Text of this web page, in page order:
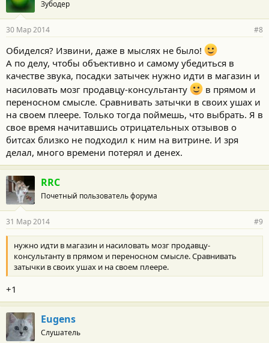
Зубодер
30 Мар 2014 #8
Обиделся? Извини, даже в мыслях не было!
А по делу, чтобы объективно и самому убедиться в
качестве звука, посадки затычек нужно идти в магазин и
насиловать мозг продавцу-консультанту
в прямом и
переносном смысле. Сравнивать затычки в своих ушах и
на своем плеере. Только тогда поймешь, что выбрать. Я в
свое время начитавшись отрицательных отзывов о
битсах близко не подходил к ним на витрине. И зря
делал, много времени потерял и денех.
RRC
Почетный пользователь форума
31 Мар 2014 #9
нужно идти в магазин и насиловать мозг продавцу-
консультанту в прямом и переносном смысле. Сравнивать
затычки в своих ушах и на своем плеере.
+1
Eugens
Слушатель